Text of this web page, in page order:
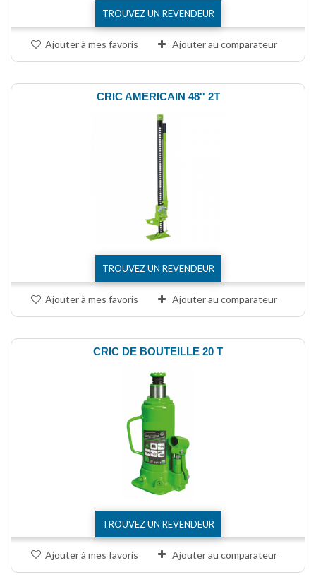
TROUVEZ UN REVENDEUR
Ajouter à mes favoris Ajouter au comparateur
CRIC AMERICAIN 48'' 2T
TROUVEZ UN REVENDEUR
Ajouter à mes favoris Ajouter au comparateur
CRIC DE BOUTEILLE 20 T
TROUVEZ UN REVENDEUR
Ajouter à mes favoris Ajouter au comparateur